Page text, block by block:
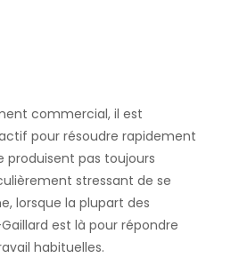
commercial, il est
pour résoudre rapidement
produisent pas toujours
stressant de se
lorsque la plupart des
est là pour répondre
habituelles.